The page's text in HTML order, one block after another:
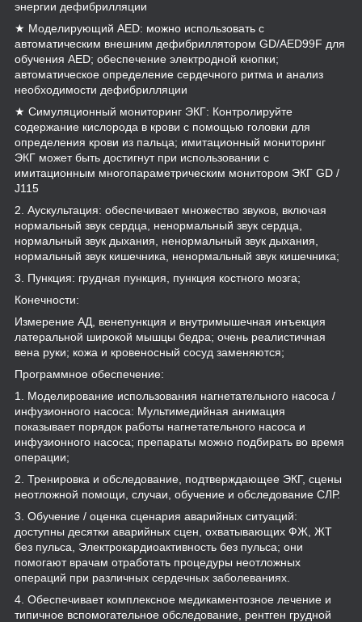
энергии дефибрилляции
★ Моделирующий AED: можно использовать с
автоматическим внешним дефибриллятором GD/AED99F для
обучения AED; обеспечение электродной кнопки;
автоматическое определение сердечного ритма и анализ
необходимости дефибрилляции
★ Симуляционный мониторинг ЭКГ: Контролируйте
содержание кислорода в крови с помощью головки для
определения крови из пальца; имитационный мониторинг
ЭКГ может быть достигнут при использовании с
имитационным многопараметрическим монитором ЭКГ GD /
J115
2. Аускультация: обеспечивает множество звуков, включая
нормальный звук сердца, ненормальный звук сердца,
нормальный звук дыхания, ненормальный звук дыхания,
нормальный звук кишечника, ненормальный звук кишечника;
3. Пункция: грудная пункция, пункция костного мозга;
Конечности:
Измерение АД, венепункция и внутримышечная инъекция
латеральной широкой мышцы бедра; очень реалистичная
вена руки; кожа и кровеносный сосуд заменяются;
Программное обеспечение:
1. Моделирование использования нагнетательного насоса /
инфузионного насоса: Мультимедийная анимация
показывает порядок работы нагнетательного насоса и
инфузионного насоса; препараты можно подбирать во время
операции;
2. Тренировка и обследование, подтверждающее ЭКГ, сцены
неотложной помощи, случаи, обучение и обследование СЛР.
3. Обучение / оценка сценария аварийных ситуаций:
доступны десятки аварийных сцен, охватывающих ФЖ, ЖТ
без пульса, Электрокардиоактивность без пульса; они
помогают врачам отработать процедуры неотложных
операций при различных сердечных заболеваниях.
4. Обеспечивает комплексное медикаментозное лечение и
типичное вспомогательное обследование, рентген грудной